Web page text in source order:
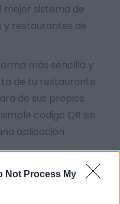
Not Process My
mejor sistema de
restaurantes de
más sencilla y
de tu restaurante.
de sus propios
código QR sin
aplicación.
la carta de tu
dinámico, más
el sitio correcto.